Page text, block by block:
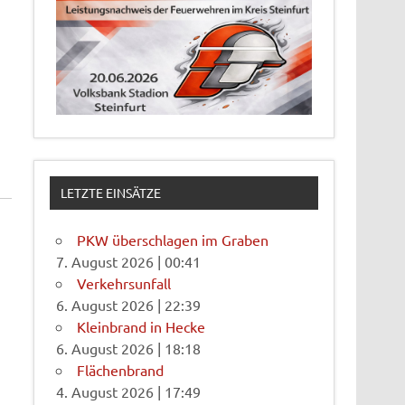
LETZTE EINSÄTZE
PKW überschlagen im Graben
7. August 2026 |00:41
Verkehrsunfall
6. August 2026 | 22:39
Kleinbrand in Hecke
6. August 2026 | 18:18
Flächenbrand
4. August 2026 | 17:49